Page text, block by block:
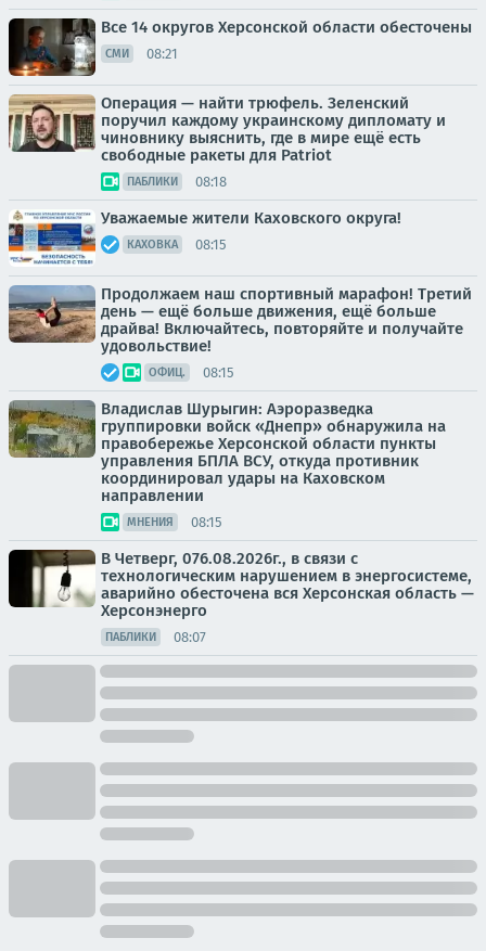
Все 14 округов Херсонской области обесточены
СМИ 08:21
Операция — найти трюфель. Зеленский
поручил каждому украинскому дипломату и
чиновнику выяснить, где в мире ещё есть
свободные ракеты для Patriot
ПАБЛИКИ 08:18
Уважаемые жители Каховского округа!
КАХОВКА 08:15
Продолжаем наш спортивный марафон! Третий
день — ещё больше движения, ещё больше
драйва! Включайтесь, повторяйте и получайте
удовольствие!
ОФИЦ. 08:15
Владислав Шурыгин: Аэроразведка
группировки войск «Днепр» обнаружила на
правобережье Херсонской области пункты
управления БПЛА ВСУ, откуда противник
координировал удары на Каховском
направлении
МНЕНИЯ 08:15
В Четверг, 076.08.2026г., в связи с
технологическим нарушением в энергосистеме,
аварийно обесточена вся Херсонская область —
Херсонэнерго
ПАБЛИКИ 08:07